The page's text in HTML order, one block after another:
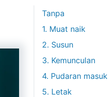
Tanpa
1. Muat naik
2. Susun
3. Kemunculan
4. Pudaran masuk
5. Letak